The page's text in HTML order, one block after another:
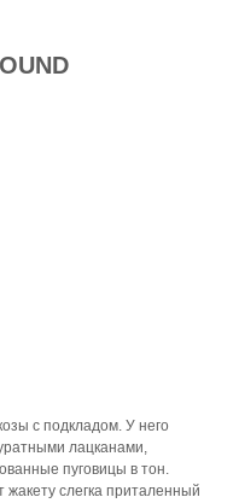
с подкладом. У него
лацканами,
пуговицы в тон.
слегка приталенный